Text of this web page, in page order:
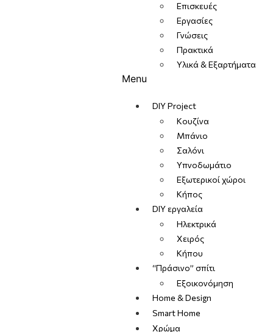
Επισκευές
Εργασίες
Γνώσεις
Πρακτικά
Υλικά & Εξαρτήματα
Menu
DIY Project
Κουζίνα
Μπάνιο
Σαλόνι
Υπνοδωμάτιο
Εξωτερικοί χώροι
Κήπος
DIY εργαλεία
Ηλεκτρικά
Χειρός
Κήπου
“Πράσινο” σπίτι
Εξοικονόμηση
Home & Design
Smart Home
Χρώμα